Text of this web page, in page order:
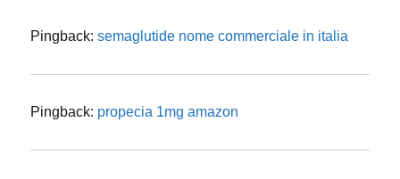
Pingback:semaglutide nome commerciale in italia
Pingback: propecia 1mg amazon